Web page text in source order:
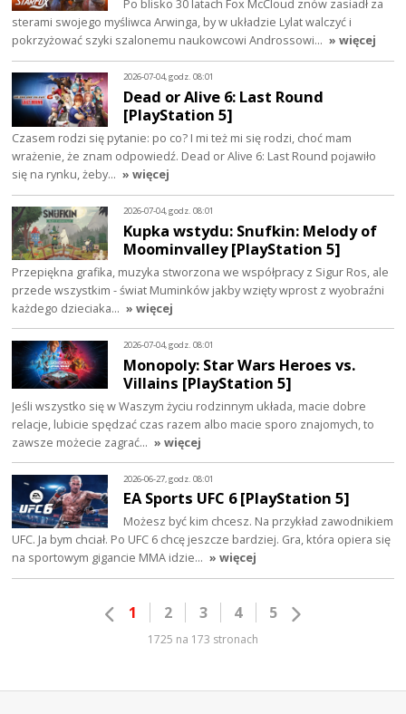
Po blisko 30 latach Fox McCloud znów zasiadł za
sterami swojego myśliwca Arwinga, by w układzie Lylat walczyć i
pokrzyżować szyki szalonemu naukowcowi Androssowi… » więcej
2026-07-04, godz. 08:01
Dead or Alive 6: Last Round
[PlayStation 5]
Czasem rodzi się pytanie: po co? I mi też mi się rodzi, choć mam
wrażenie, że znam odpowiedź. Dead or Alive 6: Last Round pojawiło
się na rynku, żeby… » więcej
2026-07-04, godz. 08:01
Kupka wstydu: Snufkin: Melody of
Moominvalley [PlayStation 5]
Przepiękna grafika, muzyka stworzona we współpracy z Sigur Ros, ale
przede wszystkim - świat Muminków jakby wzięty wprost z wyobraźni
każdego dzieciaka… » więcej
2026-07-04, godz. 08:01
Monopoly: Star Wars Heroes vs.
Villains [PlayStation 5]
Jeśli wszystko się w Waszym życiu rodzinnym układa, macie dobre
relacje, lubicie spędzać czas razem albo macie sporo znajomych, to
zawsze możecie zagrać… » więcej
2026-06-27, godz. 08:01
EA Sports UFC 6 [PlayStation 5]
Możesz być kim chcesz. Na przykład zawodnikiem
UFC. Ja bym chciał. Po UFC 6 chcę jeszcze bardziej. Gra, która opiera się
na sportowym gigancie MMA idzie… » więcej
1 2 3 4 5
1725 na 173 stronach